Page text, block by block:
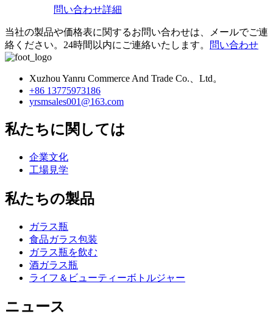
問い合わせ詳細
当社の製品や価格表に関するお問い合わせは、メールでご連
絡ください。24時間以内にご連絡いたします。
問い合わせ
Xuzhou Yanru Commerce And Trade Co.、Ltd。
+86 13775973186
yrsmsales001@163.com
私たちに関しては
企業文化
工場見学
私たちの製品
ガラス瓶
食品ガラス包装
ガラス瓶を飲む
酒ガラス瓶
ライフ＆ビューティーボトルジャー
ニュース